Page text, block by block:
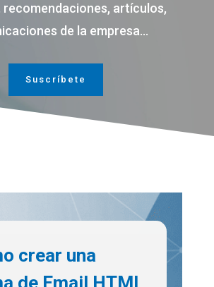
recomendaciones, artículos,
de la empresa…
Suscríbete
crear una
de Email HTML